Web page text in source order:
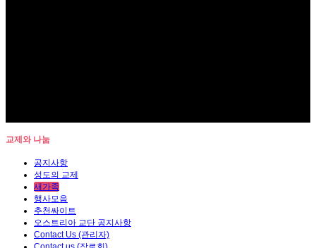
교제와 나눔
공지사항
성도의 교제
새가족
행사모음
추천싸이트
오스트리아 교단 공지사항
Contact Us (관리자)